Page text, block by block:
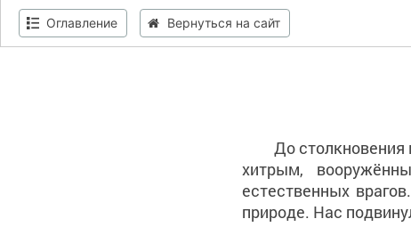
Оглавление Вернуться на сайт
До
хитрым,
естественных
природе. Нас